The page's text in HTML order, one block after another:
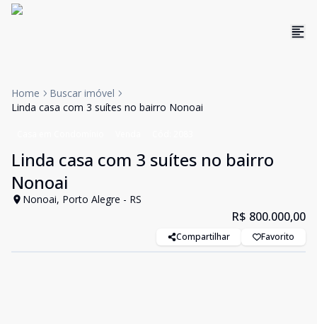
Home
Buscar imóvel
Linda casa com 3 suítes no bairro Nonoai
Linda casa com 3 suítes no bairro
Nonoai
Nonoai, Porto Alegre - RS
R$ 800.000,00
Compartilhar Favorito